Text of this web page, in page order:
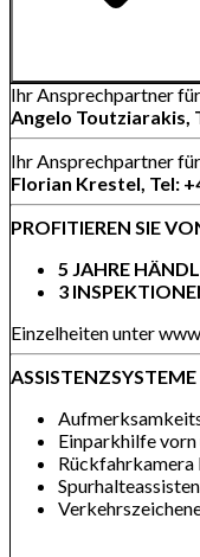
Ihr Ansprechpartner
Angelo Toutziarakis,
Ihr Ansprechpartner
Florian Krestel, Tel:
PROFITIEREN SIE
5 JAHRE
3
Einzelheiten unter
ASSISTENZSYSTEME
Einparkhilfe vorn
Rückfahrkamera